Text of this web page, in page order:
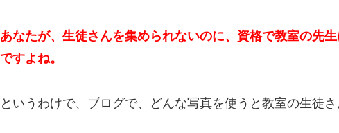
あなたが、生徒さんを集められないのに、資格で教室の先
ですよね。
というわけで、ブログで、どんな写真を使うと教室の生徒